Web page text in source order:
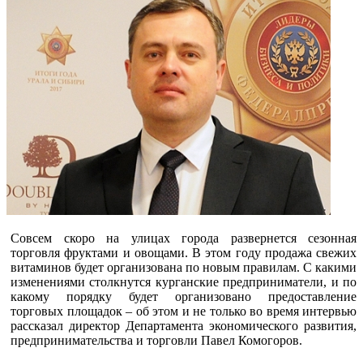
Совсем скоро на улицах города развернется сезонная
торговля фруктами и овощами. В этом году продажа свежих
витаминов будет организована по новым правилам. С какими
изменениями столкнутся курганские предприниматели, и по
какому порядку будет организовано предоставление
торговых площадок – об этом и не только во время интервью
рассказал директор Департамента экономического развития,
предпринимательства и торговли Павел Комогоров.